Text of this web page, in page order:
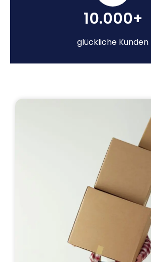
10.000+
glückliche Kunden